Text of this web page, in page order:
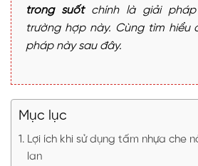
trong suốtchính là giải
trường hợp này. Cùng tìm hiểu
pháp này sau đây.
Mục lục
Lợi ích khi sử dụng tấm nhựa che
lan